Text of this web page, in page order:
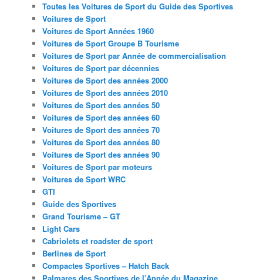
Toutes les Voitures de Sport du Guide des Sportives
Voitures de Sport
Voitures de Sport Années 1960
Voitures de Sport Groupe B Tourisme
Voitures de Sport par Année de commercialisation
Voitures de Sport par décennies
Voitures de Sport des années 2000
Voitures de Sport des années 2010
Voitures de Sport des années 50
Voitures de Sport des années 60
Voitures de Sport des années 70
Voitures de Sport des années 80
Voitures de Sport des années 90
Voitures de Sport par moteurs
Voitures de Sport WRC
GTI
Guide des Sportives
Grand Tourisme – GT
Light Cars
Cabriolets et roadster de sport
Berlines de Sport
Compactes Sportives – Hatch Back